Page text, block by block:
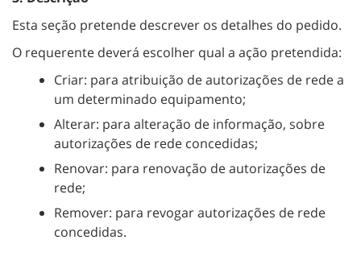
Esta seção pretende descrever os detalhes do pedido.
O requerente deverá escolher qual a ação pretendida:
Criar: para atribuição de autorizações de rede a
um determinado equipamento;
Alterar: para alteração de informação, sobre
autorizações de rede concedidas;
Renovar: para renovação de autorizações de
rede;
Remover: para revogar autorizações de rede
concedidas.